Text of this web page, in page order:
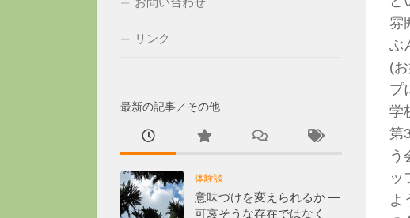
雰
ぶ
(
プ
学
第
う
ッ
よ
リンク
最新の記事／その他
体験談
意味づけを変えられるか ―
可哀そうな存在ではなく